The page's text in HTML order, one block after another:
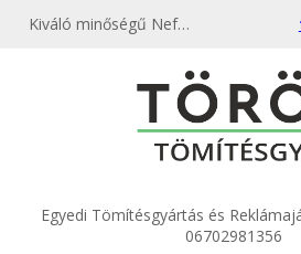
Kiváló minőségű Nefalit Tematherm 500x1000x3 kedvező áron, egyenest a gyártótól, rendeld meg most és csatlakozz a több ezer elégedett vásárlóhoz.
Egyedi Tömítésgyártás és
06702981356